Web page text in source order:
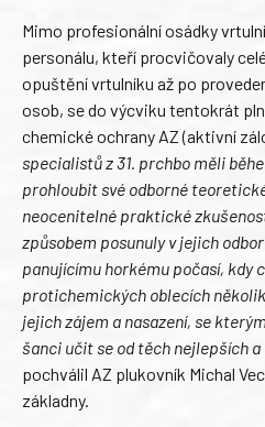
Mimo profesionální osádky
personálu, kteří procvičovaly
opuštění vrtulníku až po
osob, se do výcviku tentokrát
chemické ochrany AZ (aktivní
specialistů z 31. prchbo měli
prohloubit své odborné
neocenitelné praktické
způsobem posunuly v jejich
panujícímu horkému počasí, kdy
protichemických oblecích
jejich zájem a nasazení, se
šanci učit se od těch nejlepších a
pochválil AZ plukovník Michal
základny.